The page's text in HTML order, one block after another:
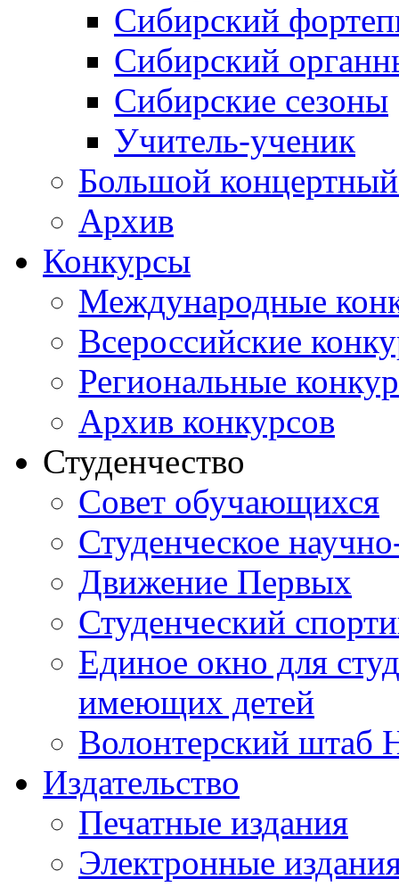
Сибирский
Сибирский
Сибирские сезоны
Учитель-ученик
Большой концертный
Архив
Конкурсы
Международные
Всероссийские
Региональные
Архив конкурсов
Студенчество
Совет обучающихся
Студенческое
Движение Первых
Студенческий
Единое окно для
имеющих детей
Волонтерский штаб
Издательство
Печатные издания
Электронные